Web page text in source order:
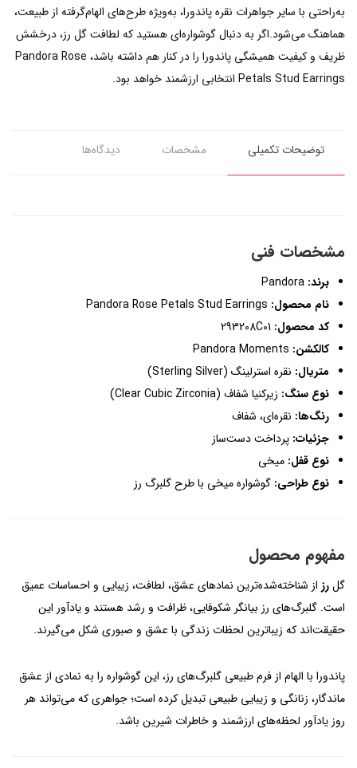
به‌راحتی با سایر جواهرات نقره پاندورا، به‌ویژه طرح‌های الهام‌گرفته از طبیعت،
هماهنگ می‌شود.اگر به دنبال گوشواره‌ای هستید که لطافت گل رز، درخشش
ظریف و کیفیت همیشگی پاندورا را در کنار هم داشته باشد، Pandora Rose
Petals Stud Earrings انتخابی ارزشمند خواهد بود.
توضیحات تکمیلی مشخصات دیدگاه‌ها
مشخصات فنی
برند:
نام محصول:
کد محصول:
کالکشن:
متریال: نقره استرلینگ (Sterling Silver)
نوع سنگ: زیرکنیا شفاف (Clear Cubic Zirconia)
رنگ‌ها: نقره‌ای، شفاف
جزئیات: پرداخت دست‌ساز
نوع قفل: میخی
نوع طراحی: گوشواره میخی با طرح گلبرگ رز
مفهوم محصول
گلرز از شناخته‌شده‌ترین نمادهای عشق، لطافت، زیبایی و احساسات عمیق
است. گلبرگ‌های رز بیانگر شکوفایی، ظرافت و رشد هستند و یادآور این
حقیقت‌اند که زیباترین لحظات زندگی با عشق و صبوری شکل می‌گیرند.
پاندورا با الهام از فرم طبیعی گلبرگ‌های رز، این گوشواره را به نمادی از عشق
ماندگار، زنانگی و زیبایی طبیعی تبدیل کرده است؛ جواهری که می‌تواند هر
روز یادآور لحظه‌های ارزشمند و خاطرات شیرین باشد.